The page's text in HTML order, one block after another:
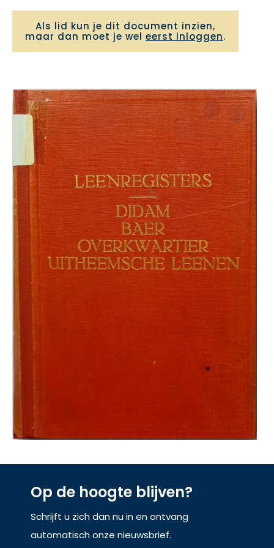
Als lid kun je dit document inzien,
maar dan moet je wel eerst inloggen.
Op de hoogte blijven?
Schrijft u zich dan nu in en ontvang
automatisch onze nieuwsbrief.